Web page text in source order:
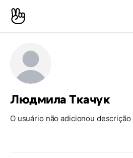
Людмила Ткачук
O usuário não adicionou descrição